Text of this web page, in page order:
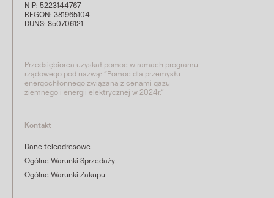
NIP: 5223144767
REGON: 381965104
DUNS: 850706121
Przedsiębiorca uzyskał pomoc w ramach programu
rządowego pod nazwą: “Pomoc dla przemysłu
energochłonnego związana z cenami gazu
ziemnego i energii elektrycznej w 2024r.”
Kontakt
Dane teleadresowe
Ogólne Warunki Sprzedaży
Ogólne Warunki Zakupu